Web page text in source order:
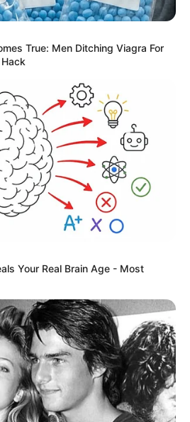
UFRGS, senha do Portal do Aluno e
do Aluno”
os Filtros (não são obrigatórios para
True: Men Ditching Viagra For
Your Real Brain Age - Most